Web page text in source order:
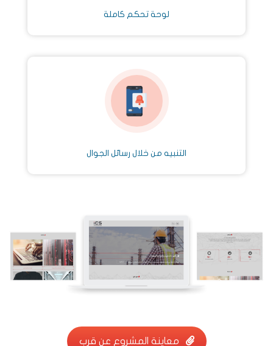
لوحة تحكم كاملة
التنبيه من خلال رسائل الجوال
معاينة المشروع عن قرب
معاينة المشروع عن قرب